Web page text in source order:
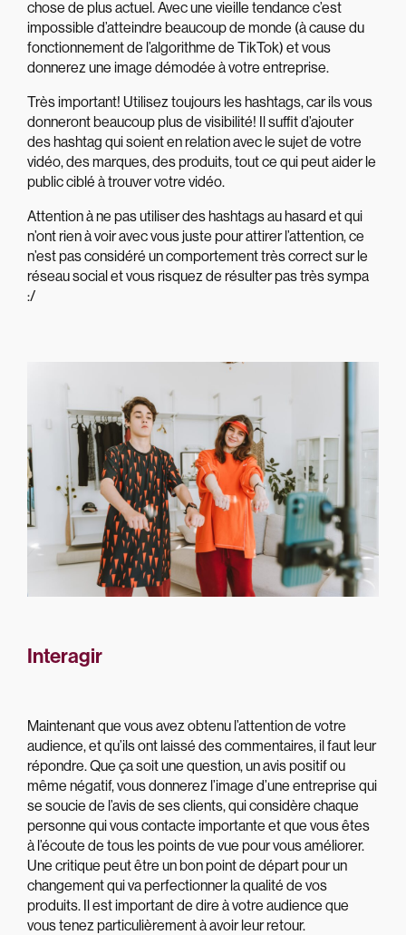
chose de plus actuel. Avec une vieille tendance c’est
impossible d’atteindre beaucoup de monde (à cause du
fonctionnement de l’algorithme de TikTok) et vous
donnerez une image démodée à votre entreprise.
Très important! Utilisez toujours les hashtags, car ils vous
donneront beaucoup plus de visibilité! Il suffit d’ajouter
des hashtag qui soient en relation avec le sujet de votre
vidéo, des marques, des produits, tout ce qui peut aider le
public ciblé à trouver votre vidéo.
Attention à ne pas utiliser des hashtags au hasard et qui
n’ont rien à voir avec vous juste pour attirer l’attention, ce
n’est pas considéré un comportement très correct sur le
réseau social et vous risquez de résulter pas très sympa
:/
Interagir
Maintenant que vous avez obtenu l’attention de votre
audience, et qu’ils ont laissé des commentaires, il faut leur
répondre. Que ça soit une question, un avis positif ou
même négatif, vous donnerez l’image d’une entreprise qui
se soucie de l’avis de ses clients, qui considère chaque
personne qui vous contacte importante et que vous êtes
à l’écoute de tous les points de vue pour vous améliorer.
Une critique peut être un bon point de départ pour un
changement qui va perfectionner la qualité de vos
produits. Il est important de dire à votre audience que
vous tenez particulièrement à avoir leur retour.